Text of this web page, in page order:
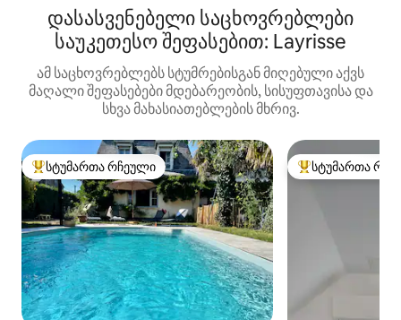
დასასვენებელი საცხოვრებლები
საუკეთესო შეფასებით: Layrisse
ამ საცხოვრებლებს სტუმრებისგან მიღებული აქვს
მაღალი შეფასებები მდებარეობის, სისუფთავისა და
სხვა მახასიათებლების მხრივ.
სტუმართა რჩეული მოწინავე ვარიანტი
სტუმართა რჩეული სტუმართა
სტუმართა